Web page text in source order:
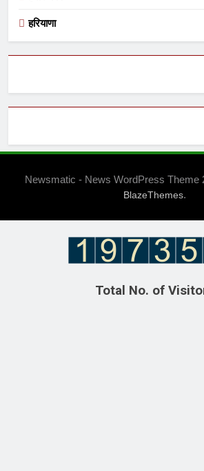
हरियाणा
Newsmatic - News WordPress Theme
BlazeThemes.
Total No. of